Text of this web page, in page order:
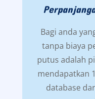
Bagi anda
tanpa biaya
putus adalah
mendapatkan
database